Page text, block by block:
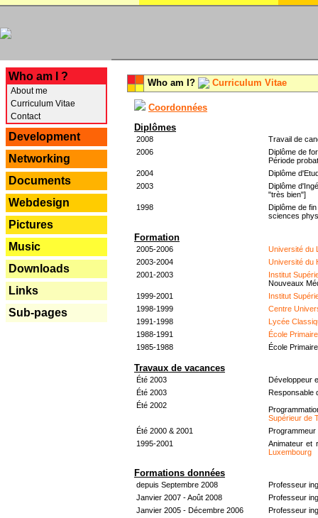
Who am I ?
About me
Curriculum Vitae
Contact
Development
Networking
Documents
Webdesign
Pictures
Music
Downloads
Links
Sub-pages
Who am I? Curriculum Vitae
Coordonnées
Diplômes
2008
Travail de
2006
Diplôme de
Période
2004
Diplôme
2003
Diplôme
"très bien"]
1998
Diplôme de
sciences
Formation
2005-2006
Université du
2003-2004
Université du
2001-2003
Institut
Nouveaux
1999-2001
Institut
1998-1999
Centre
1991-1998
Lycée
1988-1991
École
1985-1988
École
Travaux de vacances
Été 2003
Développeur
Été 2003
Responsable
Été 2002
Supérieur de
Été 2000 & 2001
Programmeur
1995-2001
Animateur et
Luxembourg
Formations données
depuis Septembre 2008
Professeur
Janvier 2007 - Août 2008
Professeur
Janvier 2005 - Décembre 2006
Professeur